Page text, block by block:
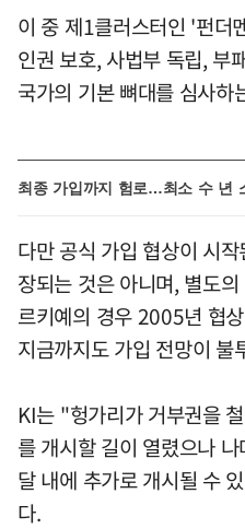
이 중 제1클러스터인 '펀더
인권 보호, 사법부 독립, 부
국가의 기본 뼈대를 심사하
최종 가입까지 험로…최소 수 년
다만 공식 가입 협상이 시
장되는 것은 아니며, 별도
르키예의 경우 2005년 협
지금까지도 가입 전망이 불
KI는 "헝가리가 거부권을
를 개시할 길이 열렸으나
달 내에 추가로 개시될 수
다.